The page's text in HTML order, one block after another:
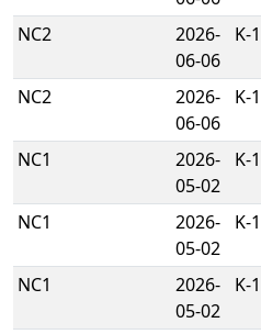
NC2
2026-
06-06
K-1
NC2
2026-
06-06
K-1
NC1
2026-
05-02
K-1
NC1
2026-
05-02
K-1
NC1
2026-
05-02
K-1